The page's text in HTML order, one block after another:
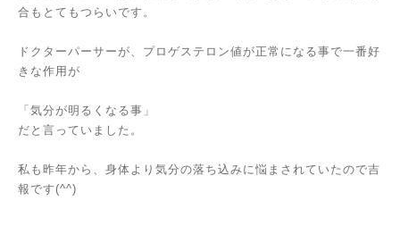
合もとてもつらいです。
ドクターパーサーが、プロゲステロン値が正常になる事で一番好
きな作用が
「気分が明るくなる事」
だと言っていました。
私も昨年から、身体より気分の落ち込みに悩まされていたので吉
報です(^^)